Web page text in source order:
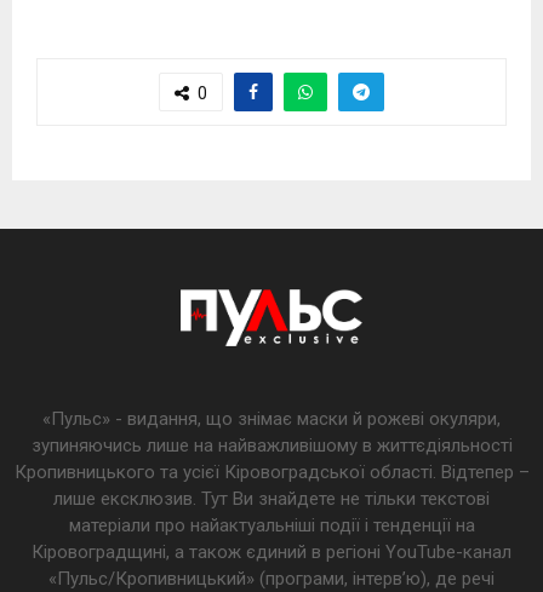
0
«Пульс» - видання, що знімає маски й рожеві окуляри,
зупиняючись лише на найважливішому в життєдіяльності
Кропивницького та усієї Кіровоградської області. Відтепер –
лише ексклюзив. Тут Ви знайдете не тільки текстові
матеріали про найактуальніші події і тенденції на
Кіровоградщині, а також єдиний в регіоні YouTube-канал
«Пульс/Кропивницький» (програми, інтерв’ю), де речі